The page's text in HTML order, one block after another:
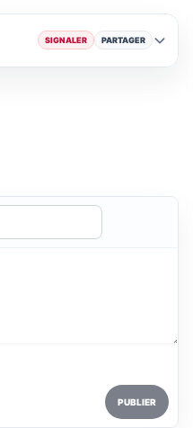
SIGNALER PARTAGER
PUBLIER